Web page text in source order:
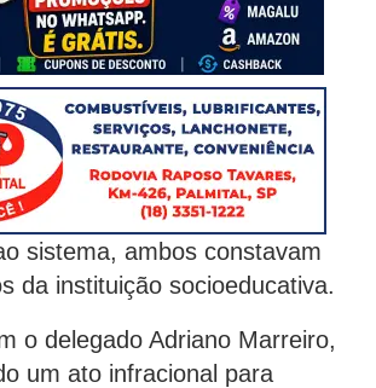
sistema, ambos constavam
da instituição socioeducativa.
o delegado Adriano Marreiro,
um ato infracional para